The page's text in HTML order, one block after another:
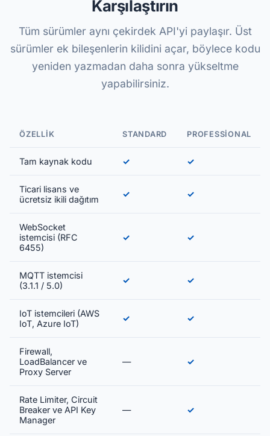
Karşılaştırın
Tüm sürümler aynı çekirdek API'yi paylaşır. Üst
sürümler ek bileşenlerin kilidini açar, böylece kodu
yeniden yazmadan daha sonra yükseltme
yapabilirsiniz.
ÖZELLIK STANDARD PROFESSIONAL
Tam kaynak kodu ✓ ✓
Ticari lisans ve
ücretsiz ikili dağıtım
✓ ✓
WebSocket
istemcisi (RFC
6455)
✓ ✓
MQTT istemcisi
(3.1.1 / 5.0)
✓ ✓
IoT istemcileri (AWS
IoT, Azure IoT)
✓ ✓
Firewall,
LoadBalancer ve
Proxy Server
— ✓
Rate Limiter, Circuit
Breaker ve API Key
Manager
— ✓